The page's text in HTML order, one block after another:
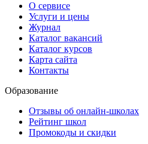
О сервисе
Услуги и цены
Журнал
Каталог вакансий
Каталог курсов
Карта сайта
Контакты
Образование
Отзывы об онлайн-школах
Рейтинг школ
Промокоды и скидки